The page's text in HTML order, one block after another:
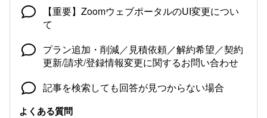
【重要】ZoomウェブポータルのUI変更につい
て
プラン追加・削減／見積依頼／解約希望／契約
更新/請求/登録情報変更に関するお問い合わせ
記事を検索しても回答が見つからない場合
よくある質問